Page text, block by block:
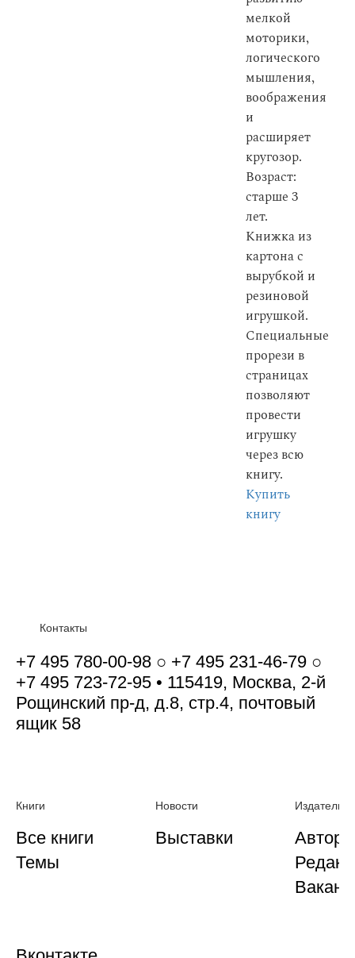
мелкой
моторики,
логического
мышления,
воображения
и
расширяет
кругозор.
Возраст:
старше 3
лет.
Книжка из
картона с
вырубкой и
резиновой
игрушкой.
Специальные
прорези в
страницах
позволяют
провести
игрушку
через всю
книгу.
Купить
книгу
Контакты
+7 495 780-00-98 ○ +7 495 231-46-79 ○
+7 495 723-72-95 • 115419, Москва, 2-й
Рощинский пр-д, д.8, стр.4, почтовый
ящик 58
Книги
Все книги
Темы
Новости
Выставки